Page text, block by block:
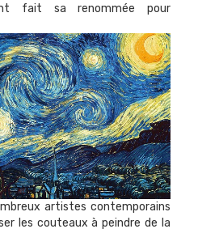
fait sa renommée pour
artistes contemporains
les couteaux à peindre de la